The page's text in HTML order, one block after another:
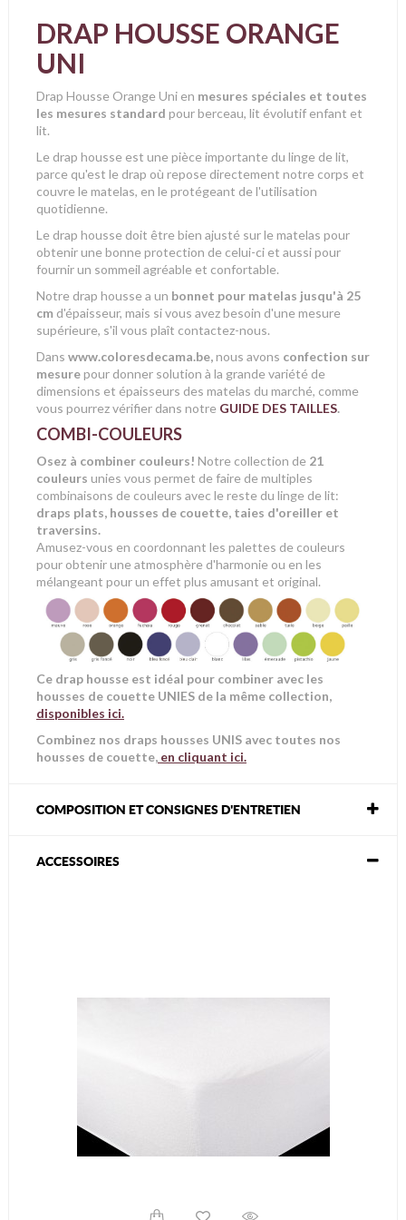
DRAP HOUSSE ORANGE
UNI
Drap Housse Orange Uni en mesures spéciales et toutes
les mesures standard pour berceau, lit évolutif enfant et
lit.
Le drap housse est une pièce importante du linge de lit,
parce qu'est le drap où repose directement notre corps et
couvre le matelas, en le protégeant de l'utilisation
quotidienne.
Le drap housse doit être bien ajusté sur le matelas pour
obtenir une bonne protection de celui-ci et aussi pour
fournir un sommeil agréable et confortable.
Notre drap housse a un bonnet pour matelas jusqu'à 25
cm d'épaisseur, mais si vous avez besoin d'une mesure
supérieure, s'il vous plaît contactez-nous.
Dans www.coloresdecama.be,nous avons confection sur
mesurepour donner solution à la grande variété de
dimensions et épaisseurs des matelas du marché, comme
vous pourrez vérifier dans notre GUIDE DES TAILLES.
COMBI-COULEURS
Osez à combiner couleurs! Notre collection de 21
couleurs unies vous permet de faire de multiples
combinaisons de couleurs avec le reste du linge de lit:
draps plats, housses de couette, taies d'oreiller et
traversins.
Amusez-vous en coordonnant les palettes de couleurs
pour obtenir une atmosphère d'harmonie ou en les
mélangeant pour un effet plus amusant et original.
Ce drap housse est idéal pour combiner avec les
housses de couette UNIES de la même collection,
disponibles ici.
Combinez nos draps housses UNIS avec toutes nos
housses de couette, en cliquant ici.
COMPOSITION ET CONSIGNES D'ENTRETIEN
ACCESSOIRES